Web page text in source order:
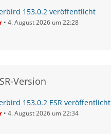
153.0.2 veröffentlicht
4. August 2026 um 22:28
Version
153.0.2 ESR veröffentlicht
4. August 2026 um 22:34